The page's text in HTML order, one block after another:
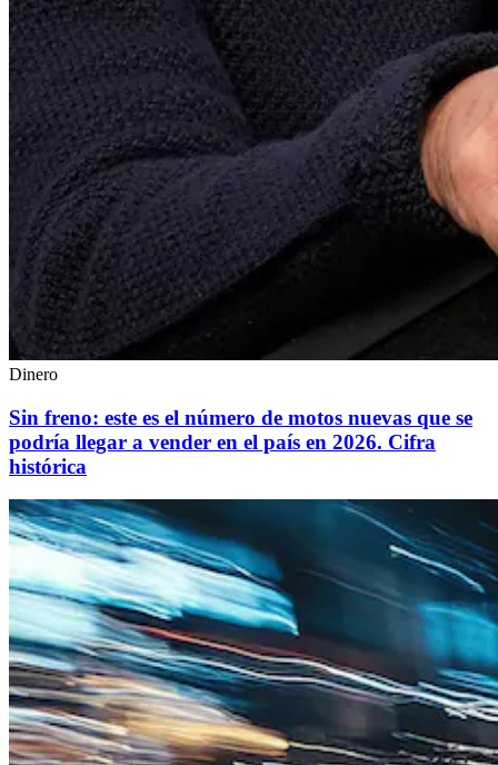
Dinero
Sin freno: este es el número de motos nuevas que se
podría llegar a vender en el país en 2026. Cifra
histórica